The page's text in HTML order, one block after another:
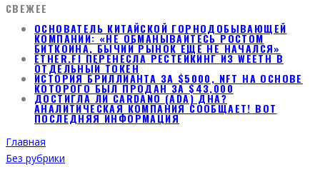
СВЕЖЕЕ
ОСНОВАТЕЛЬ КИТАЙСКОЙ ГОРНОДОБЫВАЮЩЕЙ
КОМПАНИИ: «НЕ ОБМАНЫВАЙТЕСЬ РОСТОМ
БИТКОИНА, БЫЧИЙ РЫНОК ЕЩЕ НЕ НАЧАЛСЯ»
ETHER.FI ПЕРЕНЕСЛА РЕСТЕЙКИНГ ИЗ WEETH В
ОТДЕЛЬНЫЙ ТОКЕН
ИСТОРИЯ БРИЛЛИАНТА ЗА $5000, NFT НА ОСНОВЕ
КОТОРОГО БЫЛ ПРОДАН ЗА $43,000
ДОСТИГЛА ЛИ CARDANO (ADA) ДНА?
АНАЛИТИЧЕСКАЯ КОМПАНИЯ СООБЩАЕТ! ВОТ
ПОСЛЕДНЯЯ ИНФОРМАЦИЯ
Главная
Без рубрики